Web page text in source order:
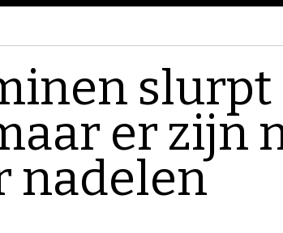
slurpt
er zijn
nadelen